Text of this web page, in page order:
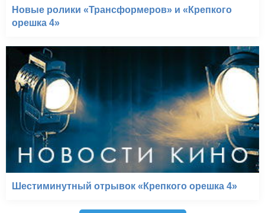
Новые ролики «Трансформеров» и «Крепкого
орешка 4»
Шестиминутный отрывок «Крепкого орешка 4»